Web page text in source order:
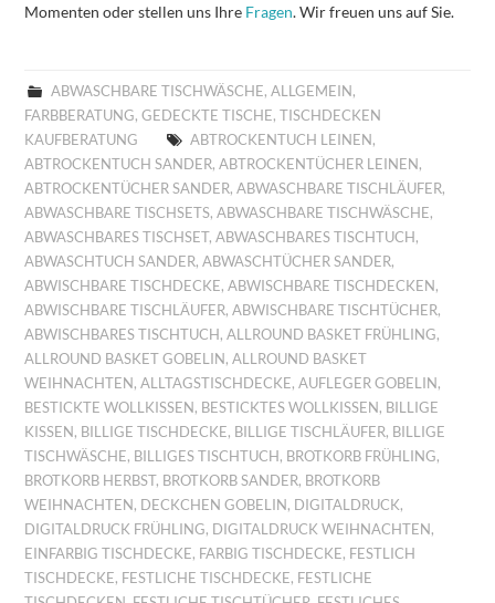
Momenten oder stellen uns Ihre Fragen. Wir freuen uns auf Sie.
ABWASCHBARE TISCHWÄSCHE, ALLGEMEIN,
FARBBERATUNG,GEDECKTE TISCHE,TISCHDECKEN
KAUFBERATUNG
ABTROCKENTUCH LEINEN,
ABTROCKENTUCH SANDER,ABTROCKENTÜCHER LEINEN,
ABTROCKENTÜCHER SANDER,ABWASCHBARE TISCHLÄUFER,
ABWASCHBARE TISCHSETS,ABWASCHBARE TISCHWÄSCHE,
ABWASCHBARES TISCHSET,ABWASCHBARES TISCHTUCH,
ABWASCHTUCH SANDER,ABWASCHTÜCHER SANDER,
ABWISCHBARE TISCHDECKE,ABWISCHBARE TISCHDECKEN,
ABWISCHBARE TISCHLÄUFER,ABWISCHBARE TISCHTÜCHER,
ABWISCHBARES TISCHTUCH,ALLROUND BASKET FRÜHLING,
ALLROUND BASKET GOBELIN,ALLROUND BASKET
WEIHNACHTEN,ALLTAGSTISCHDECKE,AUFLEGER GOBELIN,
BESTICKTE WOLLKISSEN, BESTICKTES WOLLKISSEN, BILLIGE
KISSEN, BILLIGE TISCHDECKE, BILLIGE TISCHLÄUFER, BILLIGE
TISCHWÄSCHE, BILLIGES TISCHTUCH, BROTKORB FRÜHLING,
BROTKORB HERBST, BROTKORB SANDER, BROTKORB
WEIHNACHTEN, DECKCHEN GOBELIN, DIGITALDRUCK,
DIGITALDRUCK FRÜHLING, DIGITALDRUCK WEIHNACHTEN,
EINFARBIG TISCHDECKE, FARBIG TISCHDECKE, FESTLICH
TISCHDECKE, FESTLICHE TISCHDECKE, FESTLICHE